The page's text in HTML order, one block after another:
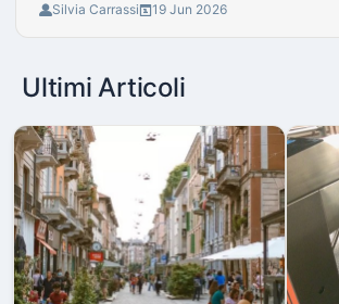
Silvia Carrassi 19 Jun 2026
Ultimi Articoli